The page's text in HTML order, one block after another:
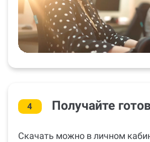
4 Получайте
Скачать можно в личном